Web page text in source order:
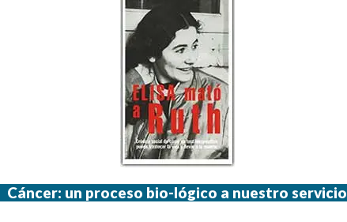
Cáncer: un proceso bio-lógico a nuestro servicio